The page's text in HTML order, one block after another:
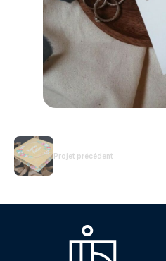
Projet précédent